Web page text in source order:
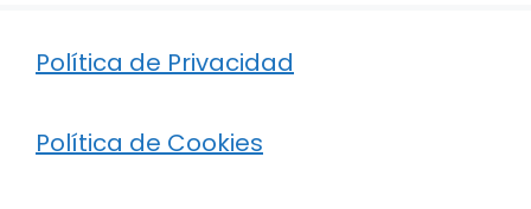
Política de Privacidad
Política de Cookies